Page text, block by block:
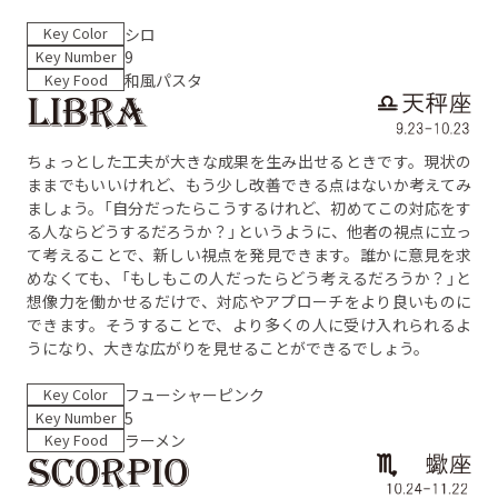
Key Color シロ
Key Number 9
Key Food 和風パスタ
ちょっとした工夫が大きな成果を生み出せるときです。現状の
ままでもいいけれど、もう少し改善できる点はないか考えてみ
ましょう。「自分だったらこうするけれど、初めてこの対応をす
る人ならどうするだろうか？」というように、他者の視点に立っ
て考えることで、新しい視点を発見できます。誰かに意見を求
めなくても、「もしもこの人だったらどう考えるだろうか？」と
想像力を働かせるだけで、対応やアプローチをより良いものに
できます。そうすることで、より多くの人に受け入れられるよ
うになり、大きな広がりを見せることができるでしょう。
Key Color フューシャーピンク
Key Number 5
Key Food ラーメン